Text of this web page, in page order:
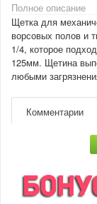
Полное описание
Щетка для
ворсовых полов и
1/4, которое
125мм. Щетина
любыми
Комментарии